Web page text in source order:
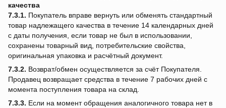
качества
7.3.1. Покупатель вправе вернуть или обменять стандартный
товар надлежащего качества в течение 14 календарных дней
с даты получения, если товар не был в использовании,
сохранены товарный вид, потребительские свойства,
оригинальная упаковка и расчётный документ.
7.3.2. Возврат/обмен осуществляется за счёт Покупателя.
Продавец возвращает средства в течение 7 рабочих дней с
момента поступления товара на склад.
7.3.3. Если на момент обращения аналогичного товара нет в